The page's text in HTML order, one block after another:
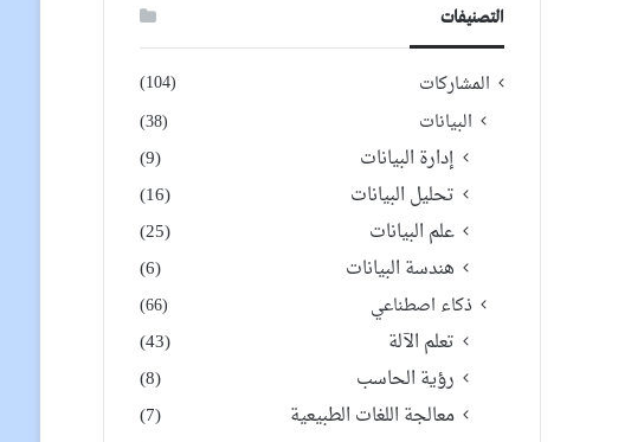
التصنيفات
المشاركات (104)
البيانات (38)
إدارة البيانات
(9)
تحليل البيانات
(16)
علم البيانات
(25)
هندسة البيانات
(6)
ذكاء اصطناعي (66)
تعلم الآلة
(43)
رؤية الحاسب
(8)
معالجة اللغات الطبيعية
(7)